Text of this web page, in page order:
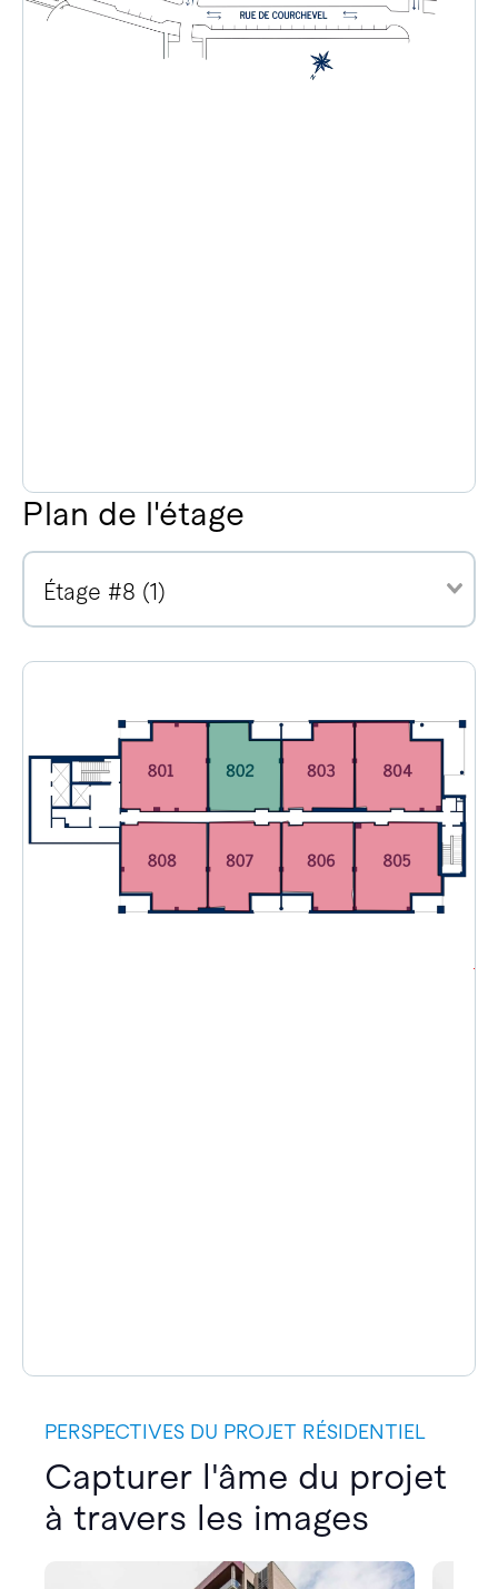
Plan de l'étage
Étage #8 (1)
PERSPECTIVES DU PROJET RÉSIDENTIEL
Capturer l'âme du projet
à travers les images